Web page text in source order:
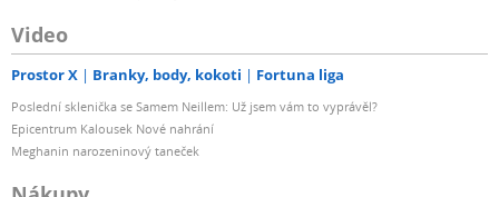
Video
Prostor X Branky, body, kokoti Fortuna liga
Poslední sklenička se Samem Neillem: Už jsem vám to vyprávěl?
Epicentrum Kalousek Nové nahrání
Meghanin narozeninový taneček